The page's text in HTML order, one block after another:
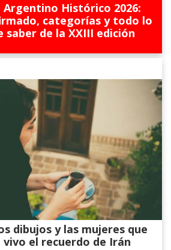
Argentino Histórico 2026:
categorías y todo lo
saber de la XXIII edición
dibujos y las mujeres que
el recuerdo de Irán